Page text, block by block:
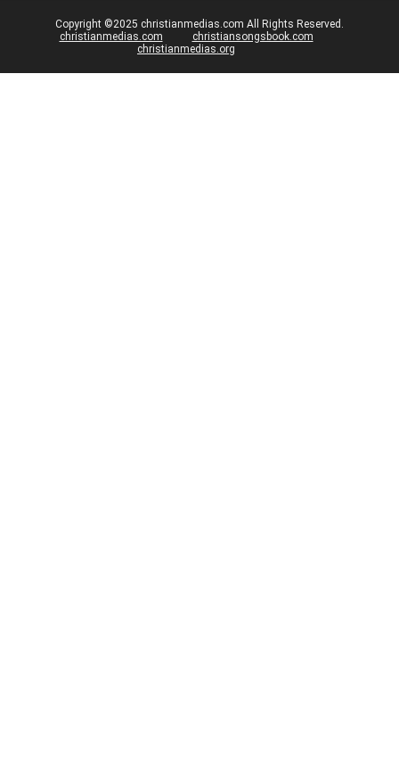
Copyright ©2025 christianmedias.com All Rights Reserved.
christianmedias.com
christiansongsbook.com
christianmedias.org